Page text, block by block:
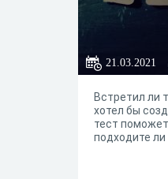
21.03.2021
Встретил ли
хотел бы
тест
подходите ли